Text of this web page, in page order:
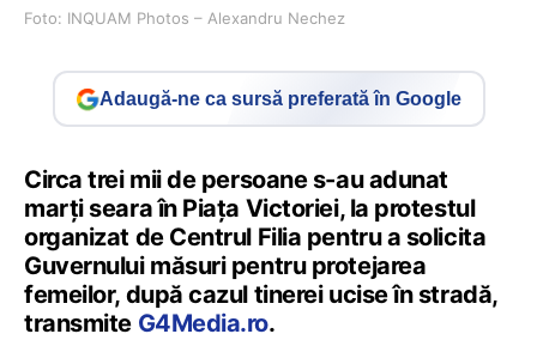
Foto: INQUAM Photos – Alexandru Nechez
Adaugă-ne ca sursă preferată în Google
Circa trei mii de persoane s-au adunat
marți seara în Piața Victoriei, la protestul
organizat de Centrul Filia pentru a solicita
Guvernului măsuri pentru protejarea
femeilor, după cazul tinerei ucise în stradă,
transmite G4Media.ro.